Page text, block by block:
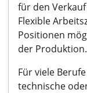
für den
Flexible
Positionen
der Produktion.
Für viele
technische